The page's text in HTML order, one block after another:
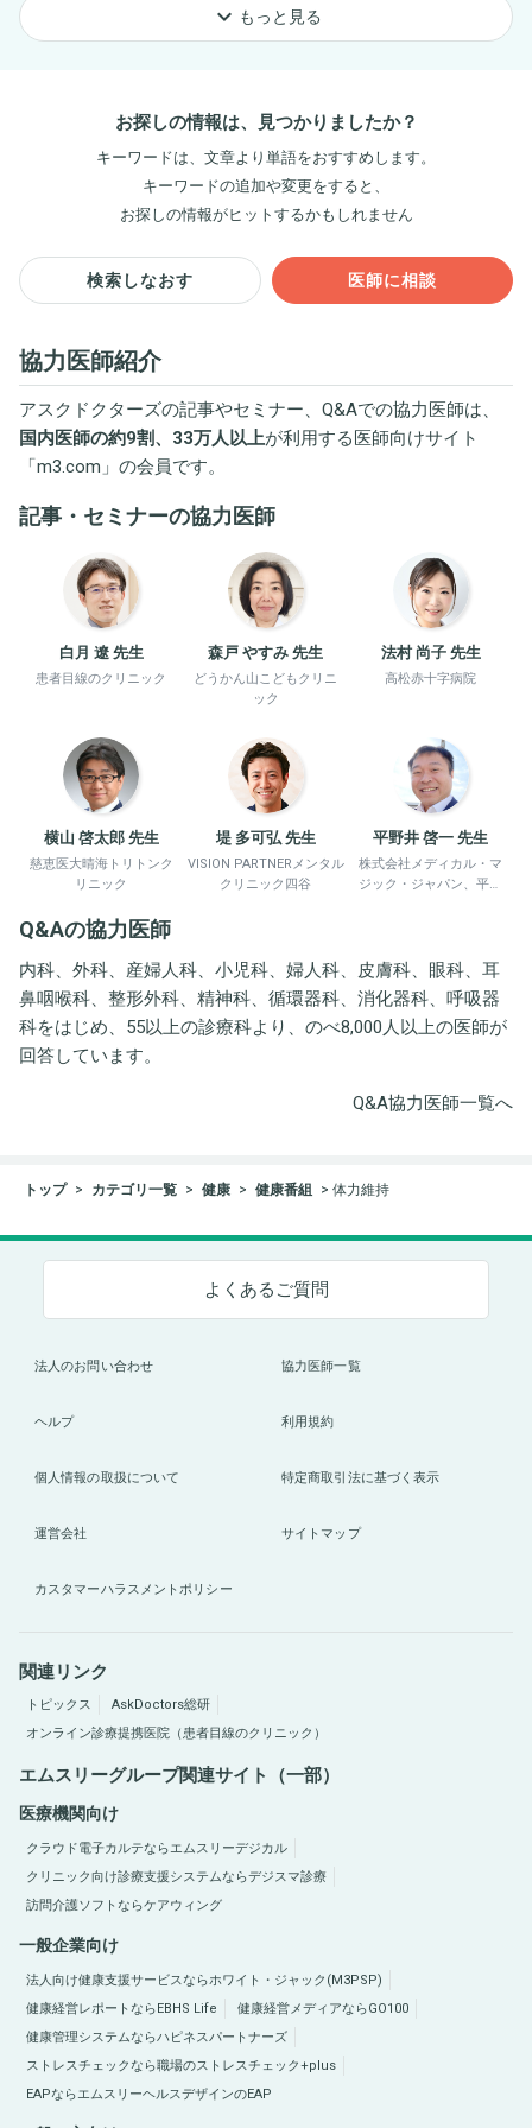
keyboard_arrow_down もっと見る
お探しの情報は、見つかりましたか？
キーワードは、文章より単語をおすすめします。
キーワードの追加や変更をすると、
お探しの情報がヒットするかもしれません
検索しなおす 医師に相談
協力医師紹介
アスクドクターズの記事やセミナー、Q&Aでの協力医師は、
国内医師の約9割、33万人以上が利用する医師向けサイト
「m3.com 」の会員です。
記事・セミナーの協力医師
白月 遼 先生
患者目線のクリニック
森戸 やすみ 先生
どうかん山こどもクリニ
ック
法村 尚子 先生
高松赤十字病院
横山 啓太郎 先生
慈恵医大晴海トリトンク
リニック
堤 多可弘 先生
VISION PARTNERメンタル
クリニック四谷
平野井 啓一 先生
株式会社メディカル・マ
ジック・ジャパン、平野
Q&Aの協力医師
内科、外科、産婦人科、小児科、婦人科、皮膚科、眼科、耳
鼻咽喉科、整形外科、精神科、循環器科、消化器科、呼吸器
科をはじめ、55以上の診療科より、のべ8,000人以上の医師が
回答しています。
Q&A協力医師一覧へ
トップ カテゴリ一覧 健康 健康番組 体力維持
よくあるご質問
法人のお問い合わせ 協力医師一覧
ヘルプ 利用規約
個人情報の取扱について 特定商取引法に基づく表示
運営会社 サイトマップ
カスタマーハラスメントポリシー
関連リンク
トピックス
AskDoctors総研
オンライン診療提携医院（患者目線のクリニック）
エムスリーグループ関連サイト（一部）
医療機関向け
クラウド電子カルテならエムスリーデジカル
クリニック向け診療支援システムならデジスマ診療
訪問介護ソフトならケアウィング
一般企業向け
法人向け健康支援サービスならホワイト・ジャック(M3PSP)
健康経営レポートならEBHS Life
健康経営メディアならGO100
健康管理システムならハピネスパートナーズ
ストレスチェックなら職場のストレスチェック+plus
EAPならエムスリーヘルスデザインのEAP